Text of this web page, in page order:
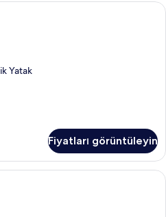
Kaliteli yatak takımı, Select Comfort
Yatak
Fiyatları görüntüleyin